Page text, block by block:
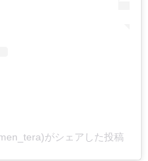
がシェアした投稿